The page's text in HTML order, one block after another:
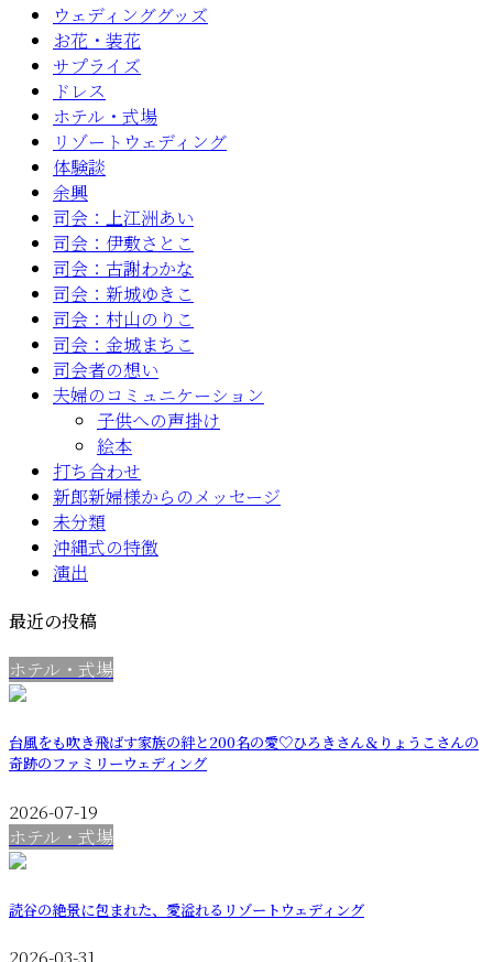
ウェディンググッズ
お花・装花
サプライズ
ドレス
ホテル・式場
リゾートウェディング
体験談
余興
司会：上江洲あい
司会：伊敷さとこ
司会：古謝わかな
司会：新城ゆきこ
司会：村山のりこ
司会：金城まちこ
司会者の想い
夫婦のコミュニケーション
子供への声掛け
絵本
打ち合わせ
新郎新婦様からのメッセージ
未分類
沖縄式の特徴
演出
最近の投稿
ホテル・式場
台風をも吹き飛ばす家族の絆と200名の愛♡ひろきさん＆りょうこさんの
奇跡のファミリーウェディング
2026-07-19
ホテル・式場
読谷の絶景に包まれた、愛溢れるリゾートウェディング
2026-03-31